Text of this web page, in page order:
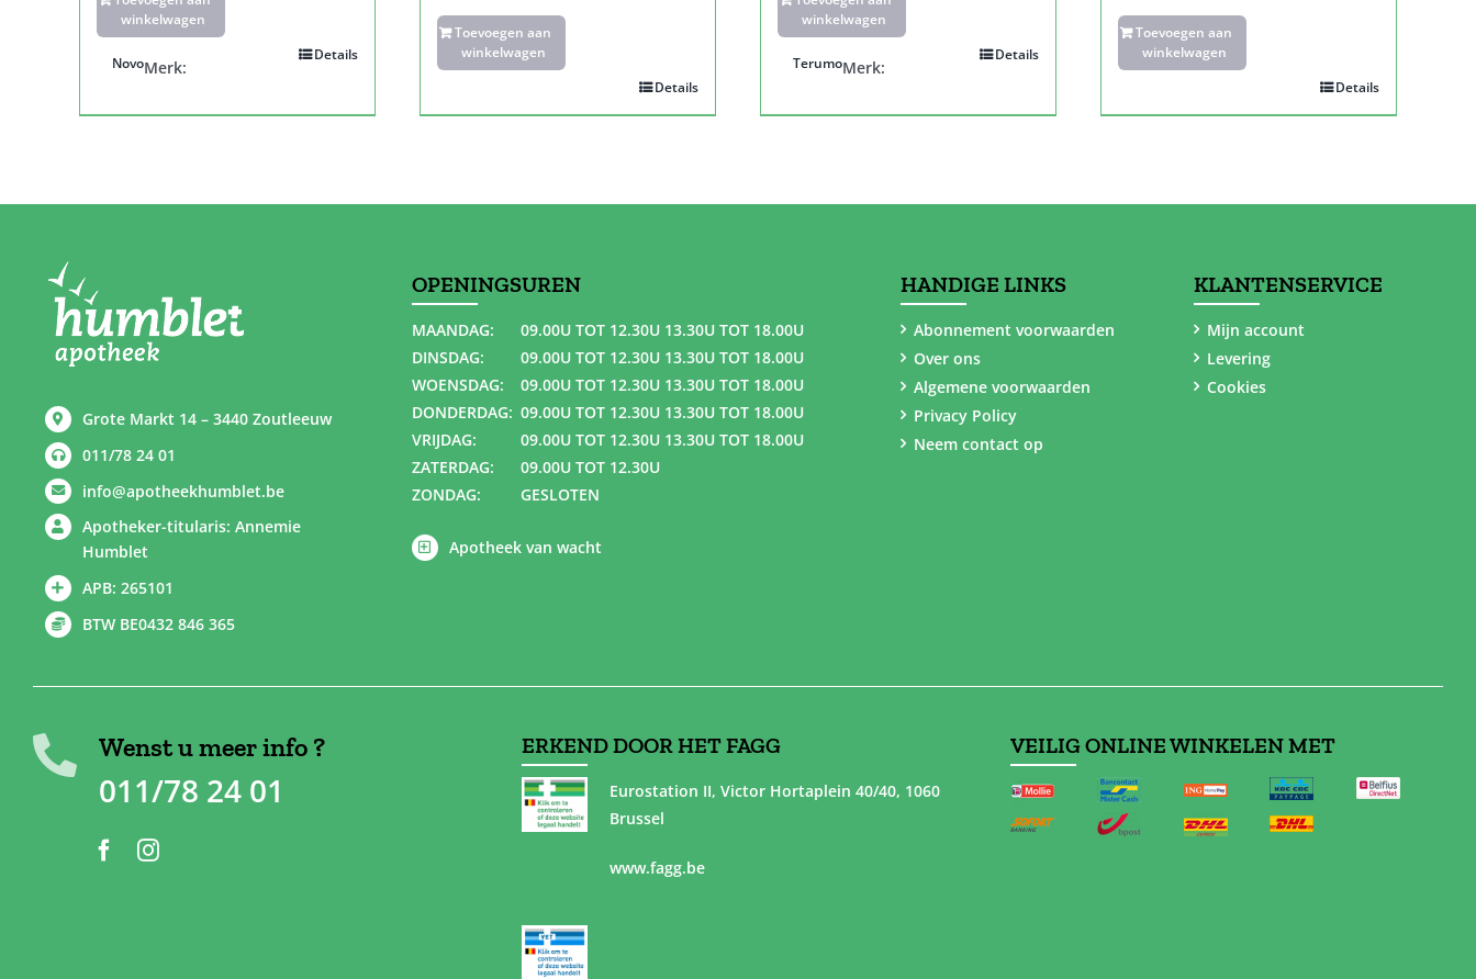
winkelwagen
Details
Merk:
Novo
Toevoegen aan
winkelwagen
Details
winkelwagen
Details
Merk:
Terumo
Toevoegen aan
winkelwagen
Details
Grote Markt 14 – 3440 Zoutleeuw
011/78 24 01
info@apotheekhumblet.be
Apotheker-titularis: Annemie
Humblet
APB: 265101
BTW BE0432 846 365
OPENINGSUREN
MAANDAG:
09.00U TOT 12.30U 13.30U TOT 18.00U
DINSDAG:
09.00U TOT 12.30U 13.30U TOT 18.00U
WOENSDAG:
09.00U TOT 12.30U 13.30U TOT 18.00U
DONDERDAG: 09.00U TOT 12.30U 13.30U TOT 18.00U
VRIJDAG:
09.00U TOT 12.30U 13.30U TOT 18.00U
ZATERDAG:
09.00U TOT 12.30U
ZONDAG:
GESLOTEN
Apotheek van wacht
HANDIGE LINKS
Abonnement voorwaarden
Over ons
Algemene voorwaarden
Privacy Policy
Neem contact op
KLANTENSERVICE
Mijn account
Levering
Cookies
Wenst u meer info ?
011/78 24 01
ERKEND DOOR HET FAGG
Eurostation II, Victor Hortaplein 40/40, 1060
Brussel
www.fagg.be
VEILIG ONLINE WINKELEN MET